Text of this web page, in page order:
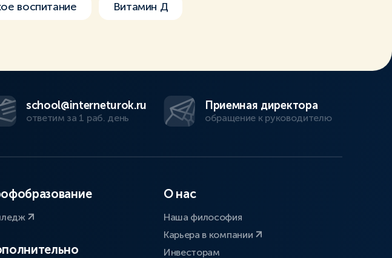
воспитание Витамин Д
school@interneturok.ru
ответим за 1 раб. день
Приемная директора
обращение к руководителю
О нас
Наша философия
Карьера в компании
Инвесторам